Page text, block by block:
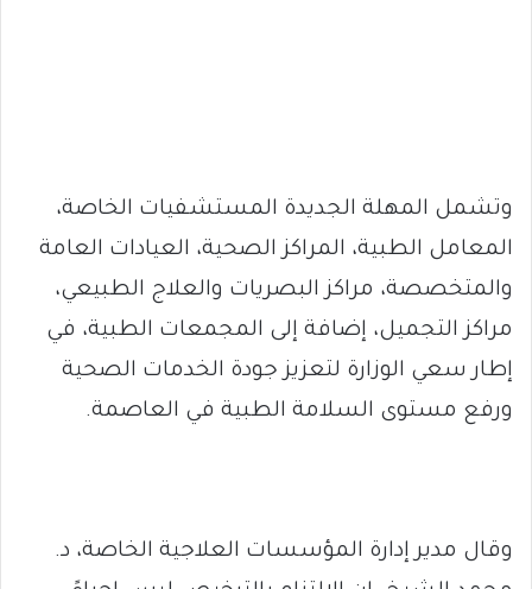
وتشمل المهلة الجديدة المستشفيات الخاصة،
المعامل الطبية، المراكز الصحية، العيادات العامة
والمتخصصة، مراكز البصريات والعلاج الطبيعي،
مراكز التجميل، إضافة إلى المجمعات الطبية، في
إطار سعي الوزارة لتعزيز جودة الخدمات الصحية
ورفع مستوى السلامة الطبية في العاصمة.
وقال مدير إدارة المؤسسات العلاجية الخاصة، د.